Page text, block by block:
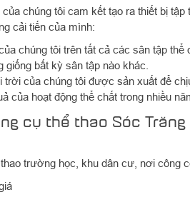
chúng tôi cam kết tạo ra thiết bị
cải tiến của mình:
chúng tôi trên tất cả các sân tập
bất kỳ sân tập nào khác.
của chúng tôi được sản xuất để
của hoạt động thể chất trong nhiều
cụ thể thao Sóc Trăng
trường học, khu dân cư, nơi công